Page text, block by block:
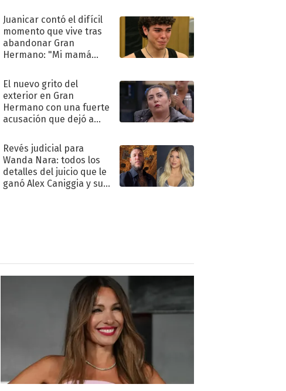
Juanicar contó el difícil
momento que vive tras
abandonar Gran
Hermano: "Mi mamá
El nuevo grito del
exterior en Gran
Hermano con una fuerte
acusación que dejó a
"Traidora"
Revés judicial para
Wanda Nara: todos los
detalles del juicio que le
ganó Alex Caniggia y sus